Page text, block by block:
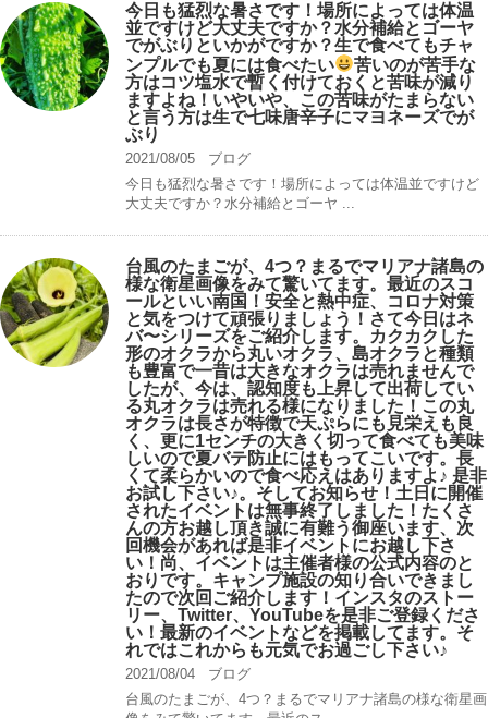
今日も猛烈な暑さです！場所によっては体温
並ですけど大丈夫ですか？水分補給とゴーヤ
でがぶりといかがですか？生で食べてもチャ
ンプルでも夏には食べたい
苦いのが苦手な
方はコツ塩水で暫く付けておくと苦味が減り
ますよね！いやいや、この苦味がたまらない
と言う方は生で七味唐辛子にマヨネーズでが
ぶり
2021/08/05
ブログ
今日も猛烈な暑さです！場所によっては体温並ですけど
大丈夫ですか？水分補給とゴーヤ ...
台風のたまごが、4つ？まるでマリアナ諸島の
様な衛星画像をみて驚いてます。最近のスコ
ールといい南国！安全と熱中症、コロナ対策
と気をつけて頑張りましょう！さて今日はネ
バ〜シリーズをご紹介します。カクカクした
形のオクラから丸いオクラ、島オクラと種類
も豊富で一昔は大きなオクラは売れませんで
したが、今は、認知度も上昇して出荷してい
る丸オクラは売れる様になりました！この丸
オクラは長さが特徴で天ぷらにも見栄えも良
く、更に1センチの大きく切って食べても美味
しいので夏バテ防止にはもってこいです。長
くて柔らかいので食べ応えはありますよ♪ 是非
お試し下さい♪。そしてお知らせ！土日に開催
されたイベントは無事終了しました！たくさ
んの方お越し頂き誠に有難う御座います、次
回機会があれば是非イベントにお越し下さ
い！尚、イベントは主催者様の公式内容のと
おりです。キャンプ️施設の知り合いできまし
たので次回ご紹介します！インスタのストー
リー、Twitter、YouTubeを是非ご登録くださ
い！最新のイベントなどを掲載してます。そ
れではこれからも元気でお過ごし下さい♪
2021/08/04
ブログ
台風のたまごが、4つ？まるでマリアナ諸島の様な衛星画